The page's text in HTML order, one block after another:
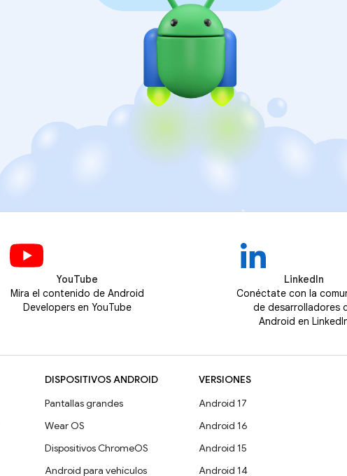
YouTube
Mira el contenido de Android
Developers en YouTube
LinkedIn
Conéctate con la
de desarrolladores
Android en
DISPOSITIVOS ANDROID
Pantallas grandes
Wear OS
Dispositivos ChromeOS
Android para vehículos
VERSIONES
Android 17
Android 16
Android 15
Android 14